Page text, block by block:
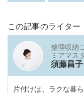
この記事のライター
整理収納
ミアマス
須藤昌子
片付けは、ラクな暮